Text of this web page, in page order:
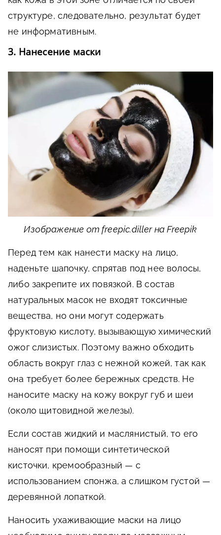
структуре, следовательно, результат будет
не информативным.
3. Нанесение маски
Изображение от freepic.diller на Freepik
Перед тем как нанести маску на лицо,
наденьте шапочку, спрятав под нее волосы,
либо закрепите их повязкой. В состав
натуральных масок не входят токсичные
вещества, но они могут содержать
фруктовую кислоту, вызывающую химический
ожог слизистых. Поэтому важно обходить
область вокруг глаз с нежной кожей, так как
она требует более бережных средств. Не
наносите маску на кожу вокруг губ и шеи
(около щитовидной железы).
Если состав жидкий и маслянистый, то его
наносят при помощи синтетической
кисточки, кремообразный — с
использованием спонжа, а слишком густой —
деревянной лопаткой.
Наносить ухаживающие маски на лицо